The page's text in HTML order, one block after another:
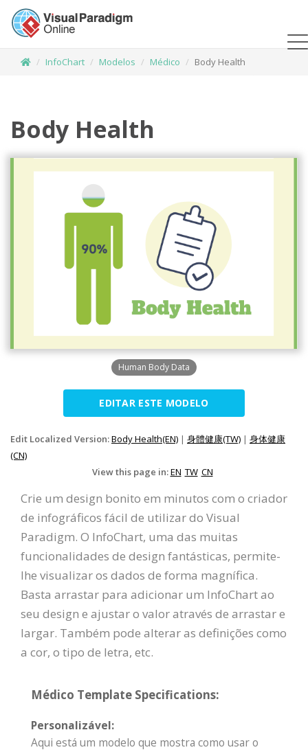
InfoChart Modelos Médico Body Health
Body Health
Human Body Data
EDITAR ESTE MODELO
Edit Localized Version:Body Health(EN) | 身體健康(TW) | 身体健康
(CN)
View this page in:EN TW CN
Crie um design bonito em minutos com o criador
de infográficos fácil de utilizar do Visual
Paradigm. O InfoChart, uma das muitas
funcionalidades de design fantásticas, permite-
lhe visualizar os dados de forma magnífica.
Basta arrastar para adicionar um InfoChart ao
seu design e ajustar o valor através de arrastar e
largar. Também pode alterar as definições como
a cor, o tipo de letra, etc.
Médico Template Specifications:
Personalizável:
Aqui está um modelo que mostra como usar o